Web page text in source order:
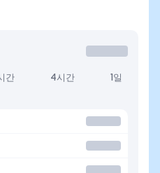
간 4시간 1일